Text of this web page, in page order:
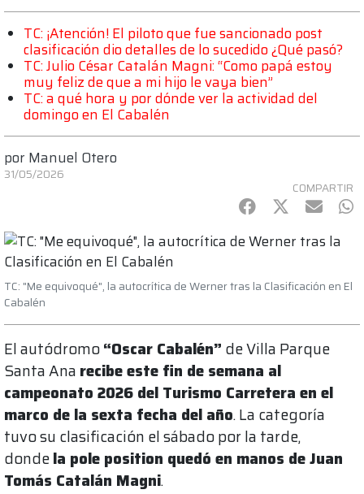
TC: ¡Atención! El piloto que fue sancionado post
clasificación dio detalles de lo sucedido ¿Qué pasó?
TC: Julio César Catalán Magni: “Como papá estoy
muy feliz de que a mi hijo le vaya bien”
TC: a qué hora y por dónde ver la actividad del
domingo en El Cabalén
por Manuel Otero
31/05/2026
COMPARTIR
Facebook
Twitter
mail
TC: "Me equivoqué", la autocrítica de Werner tras la Clasificación en El
Cabalén
El autódromo“Oscar Cabalén” de Villa Parque
Santa Ana recibe este fin de semana al
campeonato 2026 del Turismo Carretera en el
marco de la sexta fecha del año. La categoría
tuvo su clasificación el sábado por la tarde,
dondela pole position quedó en manos de Juan
Tomás Catalán Magni.